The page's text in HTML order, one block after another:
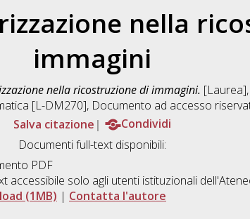
nella
immagini
nella ricostruzione di immagini.
[L-DM270], Documento ad accesso
Salva citazione
Condividi
Documenti full-text disponibili:
PDF
accessibile solo agli utenti istituzionali
(1MB) | Contatta l'autore